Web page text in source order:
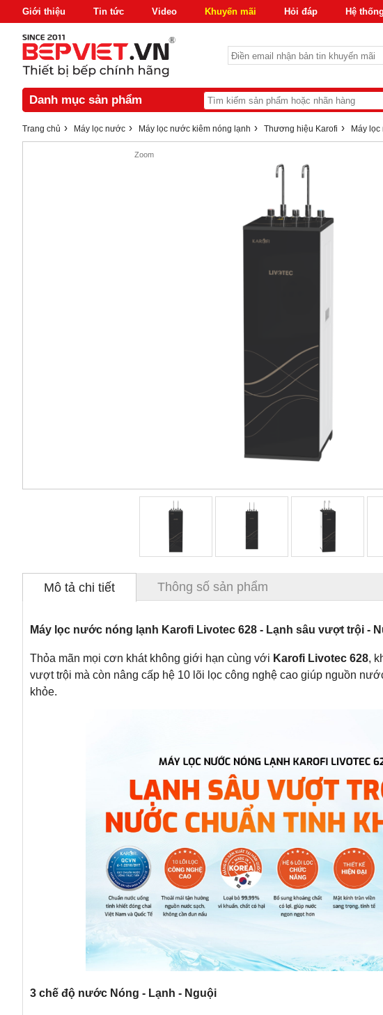
Giới thiệu Tin tức Video Khuyến mãi Hỏi đáp Hệ
Danh mục sản phẩm
Trang chủ › Máy lọc nước › Máy lọc nước kiêm nóng lạnh › Thương hiệu Karofi › Máy
Zoom
Mô tả chi tiết Thông số sản phẩm
Máy lọc nước nóng lạnh Karofi Livotec 628 - Lạnh sâu vượt trội -
Thỏa mãn mọi cơn khát không giới hạn cùng với Karofi Livotec 628,
vượt trội mà còn nâng cấp hệ 10 lõi lọc công nghệ cao giúp nguồn
khỏe.
3 chế độ nước Nóng - Lạnh - Nguội